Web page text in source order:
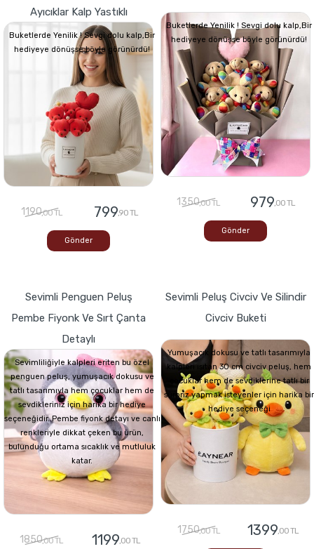
Ayıcıklar Kalp Yastıklı
Buketlerde Yenilik ! Sevgi dolu kalp,Bir
hediyeye dönüşse böyle görünürdü!
1190,00 TL 799,90 TL
Gönder
Buketlerde Yenilik ! Sevgi dolu kalp,Bir
hediyeye dönüşse böyle görünürdü!
1350,00 TL 979,00 TL
Gönder
Sevimli Penguen Peluş
Pembe Fiyonk Ve Sırt Çanta
Detaylı
Sevimliliğiyle kalpleri eriten bu özel
penguen peluş, yumuşacık dokusu ve
tatlı tasarımıyla hem çocuklar hem de
sevdikleriniz için harika bir hediye
seçeneğidir. Pembe fiyonk detayı ve canlı
renkleriyle dikkat çeken bu ürün,
bulunduğu ortama sıcaklık ve mutluluk
katar.
1850,00 TL 1199,00 TL
Sevimli Peluş Civciv Ve Silindir
Civciv Buketi
Yumuşacık dokusu ve tatlı tasarımıyla
kalpleri ısıtan 30 cm civciv peluş, hem
çocuklar hem de sevdiklerine tatlı bir
sürpriz yapmak isteyenler için harika bir
hediye seçeneği
1750,00 TL 1399,00 TL